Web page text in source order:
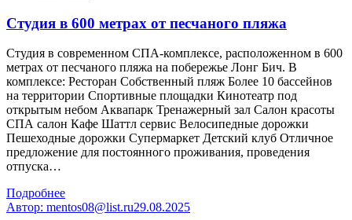
Студия в 600 метрах от песчаного пляжа
Студия в современном СПА-комплексе, расположенном в 600
метрах от песчаного пляжа на побережье Лонг Бич. В
комплексе: Ресторан Собственный пляж Более 10 бассейнов
на территории Спортивные площадки Кинотеатр под
открытым небом Аквапарк Тренажерный зал Салон красоты
СПА салон Кафе Шаттл сервис Велосипедные дорожки
Пешеходные дорожки Супермаркет Детский клуб Отличное
предложение для постоянного проживания, проведения
отпуска…
Подробнее
Автор: mentos08@list.ru29.08.2025